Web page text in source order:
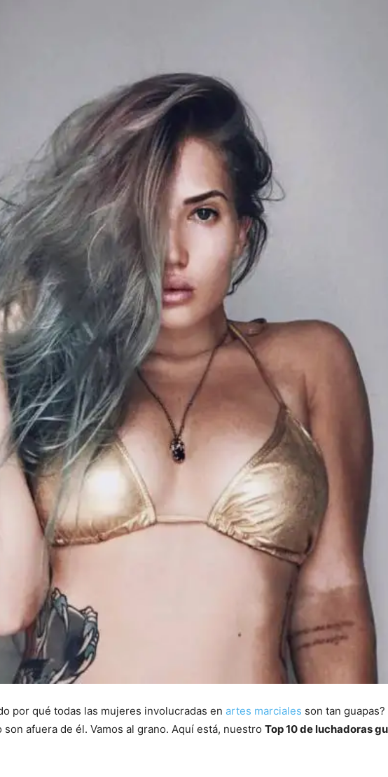
por qué todas las mujeres involucradas en artes marciales son tan
afuera de él. Vamos al grano. Aquí está, nuestro Top 10 de luchadoras